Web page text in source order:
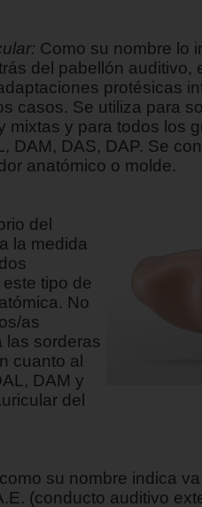
Como su nombre lo
del pabellón auditivo,
protésicas
casos. Se utiliza para
mixtas y para todos los
DAM, DAS, DAP. Se
anatómico o molde.
del
la medida
tipo de
No
as
las sorderas
cuanto al
DAM y
del
como su nombre indica
(conducto auditivo